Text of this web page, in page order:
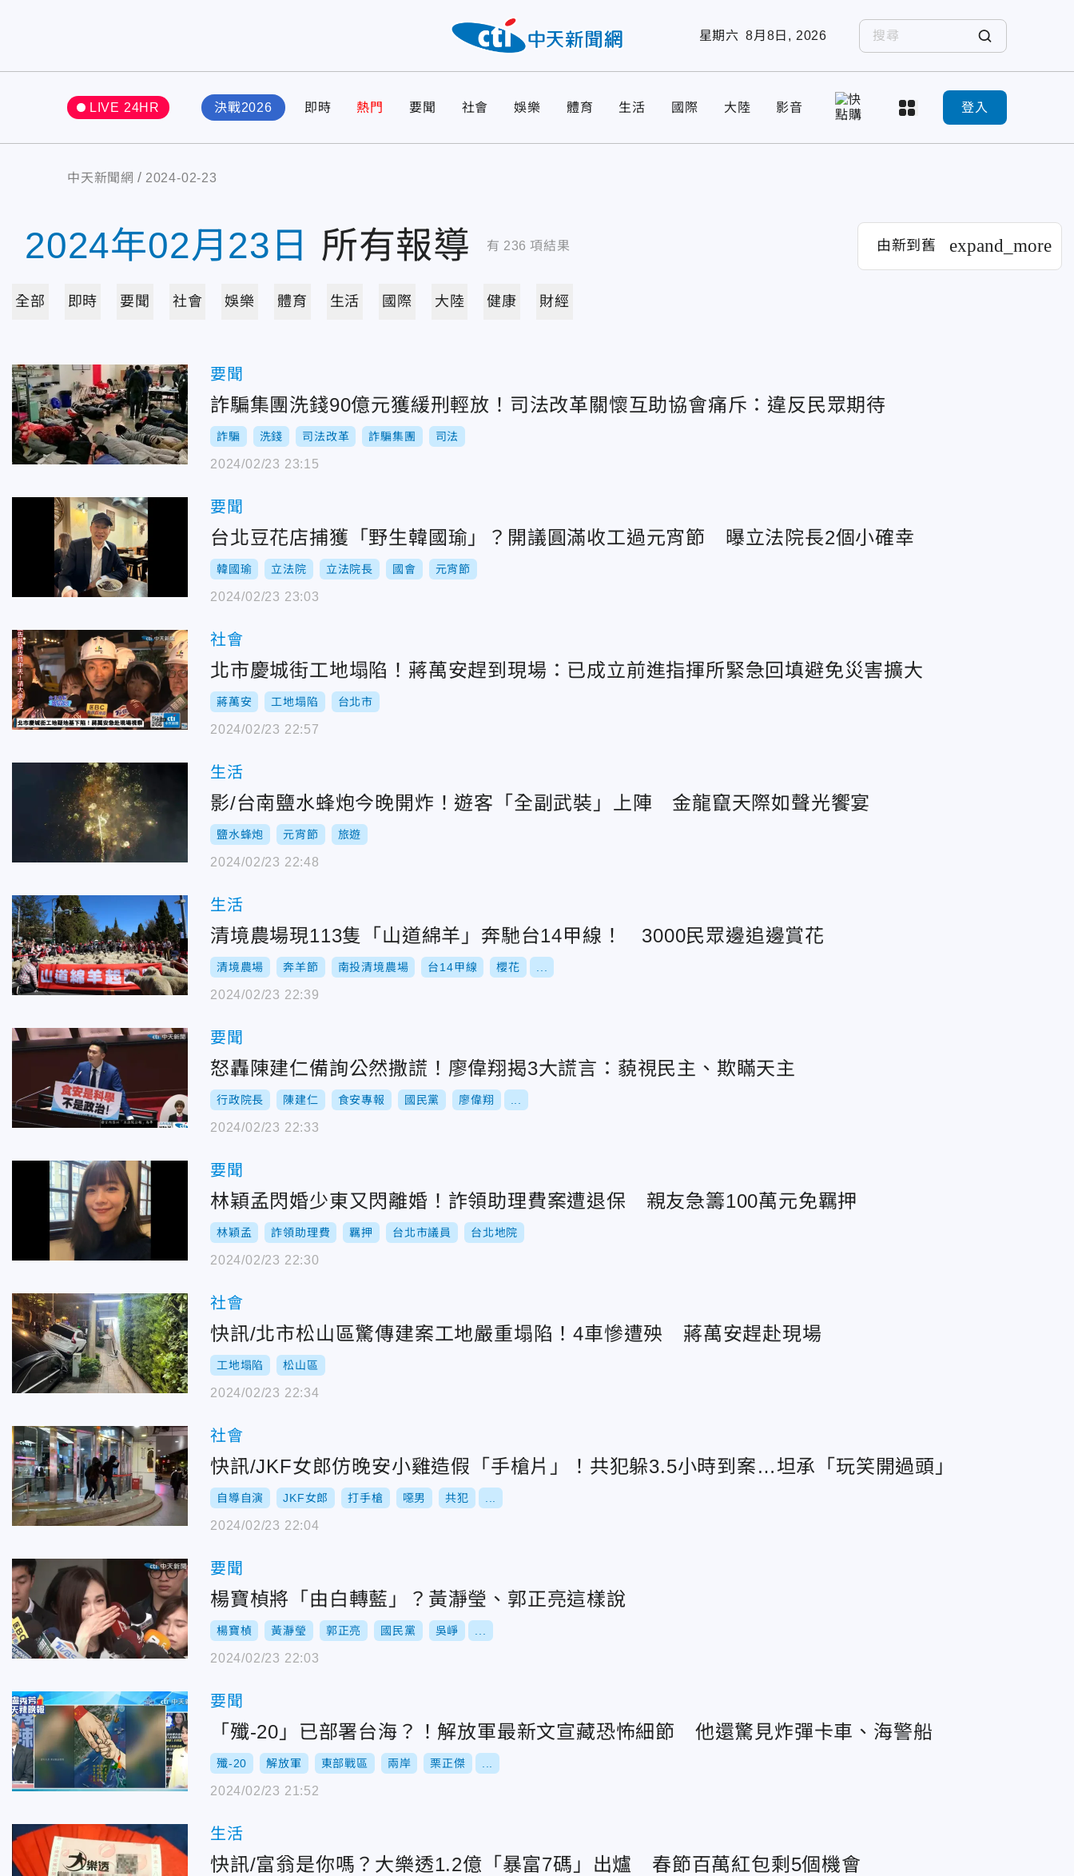
星期六 8月8日, 2026
LIVE 24HR 決戰2026 即時 熱門 要聞 社會 娛樂 體育 生活 國際 大陸 影音 登入
中天新聞網 2024-02-23
2024年02月23日 所有報導 有 236 項結果 由新到舊 expand_more
全部 即時 要聞 社會 娛樂 體育 生活 國際 大陸 健康 財經
要聞
詐騙集團洗錢90億元獲緩刑輕放！司法改革關懷互助協會痛斥：違反民眾期待
詐騙 洗錢 司法改革 詐騙集團 司法
2024/02/23 23:15
要聞
台北豆花店捕獲「野生韓國瑜」？開議圓滿收工過元宵節 曝立法院長2個小確幸
韓國瑜 立法院 立法院長 國會 元宵節
2024/02/23 23:03
社會
北市慶城街工地塌陷！蔣萬安趕到現場：已成立前進指揮所緊急回填避免災害擴大
蔣萬安 工地塌陷 台北市
2024/02/23 22:57
生活
影/台南鹽水蜂炮今晚開炸！遊客「全副武裝」上陣 金龍竄天際如聲光饗宴
鹽水蜂炮 元宵節 旅遊
2024/02/23 22:48
生活
清境農場現113隻「山道綿羊」奔馳台14甲線！ 3000民眾邊追邊賞花
清境農場 奔羊節 南投清境農場 台14甲線 櫻花
2024/02/23 22:39
要聞
怒轟陳建仁備詢公然撒謊！廖偉翔揭3大謊言：藐視民主、欺瞞天主
行政院長 陳建仁 食安專報 國民黨 廖偉翔
2024/02/23 22:33
要聞
林穎孟閃婚少東又閃離婚！詐領助理費案遭退保 親友急籌100萬元免羈押
林穎孟 詐領助理費 羈押 台北市議員 台北地院
2024/02/23 22:30
社會
快訊/北市松山區驚傳建案工地嚴重塌陷！4車慘遭殃 蔣萬安趕赴現場
工地塌陷 松山區
2024/02/23 22:34
社會
快訊/JKF女郎仿晚安小雞造假「手槍片」！共犯躲3.5小時到案…坦承「玩笑開過頭」
自導自演 JKF女郎 打手槍 噁男 共犯
2024/02/23 22:04
要聞
楊寶楨將「由白轉藍」？黃瀞瑩、郭正亮這樣說
楊寶楨 黃瀞瑩 郭正亮 國民黨 吳崢
2024/02/23 22:03
要聞
「殲-20」已部署台海？！解放軍最新文宣藏恐怖細節 他還驚見炸彈卡車、海警船
殲-20 解放軍 東部戰區 兩岸 栗正傑
2024/02/23 21:52
生活
快訊/富翁是你嗎？大樂透1.2億「暴富7碼」出爐 春節百萬紅包剩5個機會